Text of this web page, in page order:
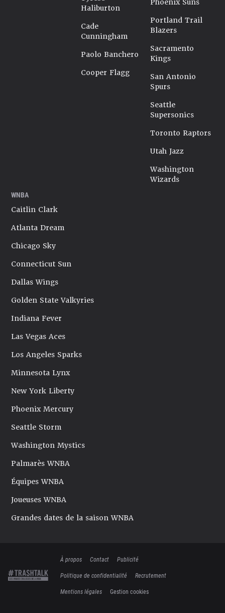
Haliburton
Cade
Cunningham
Paolo Banchero
Cooper Flagg
Phoenix Suns
Portland Trail
Blazers
Sacramento
Kings
San Antonio
Spurs
Seattle
Supersonics
Toronto Raptors
Utah Jazz
Washington
Wizards
WNBA
Caitlin Clark
Atlanta Dream
Chicago Sky
Connecticut Sun
Dallas Wings
Golden State Valkyries
Indiana Fever
Las Vegas Aces
Los Angeles Sparks
Minnesota Lynx
New York Liberty
Phoenix Mercury
Seattle Storm
Washington Mystics
Palmarès WNBA
Équipes WNBA
Joueuses WNBA
Grandes dates de la saison WNBA
À propos Contact
Publicité
Politique de confidentialité
Recrutement
Mentions légales
Gestion cookies